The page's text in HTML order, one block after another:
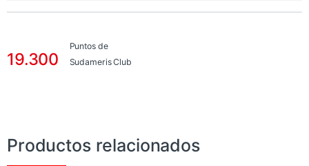
19.300
Puntos de
Sudameris Club
Productos relacionados